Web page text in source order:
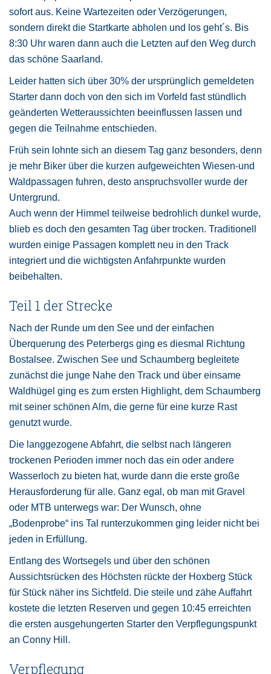
sofort aus. Keine Wartezeiten oder Verzögerungen,
sondern direkt die Startkarte abholen und los geht´s. Bis
8:30 Uhr waren dann auch die Letzten auf den Weg durch
das schöne Saarland.
Leider hatten sich über 30% der ursprünglich gemeldeten
Starter dann doch von den sich im Vorfeld fast stündlich
geänderten Wetteraussichten beeinflussen lassen und
gegen die Teilnahme entschieden.
Früh sein lohnte sich an diesem Tag ganz besonders, denn
je mehr Biker über die kurzen aufgeweichten Wiesen-und
Waldpassagen fuhren, desto anspruchsvoller wurde der
Untergrund.
Auch wenn der Himmel teilweise bedrohlich dunkel wurde,
blieb es doch den gesamten Tag über trocken. Traditionell
wurden einige Passagen komplett neu in den Track
integriert und die wichtigsten Anfahrpunkte wurden
beibehalten.
Teil 1 der Strecke
Nach der Runde um den See und der einfachen
Überquerung des Peterbergs ging es diesmal Richtung
Bostalsee. Zwischen See und Schaumberg begleitete
zunächst die junge Nahe den Track und über einsame
Waldhügel ging es zum ersten Highlight, dem Schaumberg
mit seiner schönen Alm, die gerne für eine kurze Rast
genutzt wurde.
Die langgezogene Abfahrt, die selbst nach längeren
trockenen Perioden immer noch das ein oder andere
Wasserloch zu bieten hat, wurde dann die erste große
Herausforderung für alle. Ganz egal, ob man mit Gravel
oder MTB unterwegs war: Der Wunsch, ohne
„Bodenprobe“ ins Tal runterzukommen ging leider nicht bei
jeden in Erfüllung.
Entlang des Wortsegels und über den schönen
Aussichtsrücken des Höchsten rückte der Hoxberg Stück
für Stück näher ins Sichtfeld. Die steile und zähe Auffahrt
kostete die letzten Reserven und gegen 10:45 erreichten
die ersten ausgehungerten Starter den Verpflegungspunkt
an Conny Hill.
Verpflegung